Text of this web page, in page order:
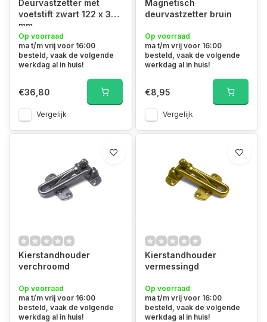
Deurvastzetter met
voetstift zwart 122 x 30
mm
Op voorraad
ma t/m vrij voor 16:00
besteld, vaak de volgende
werkdag al in huis!
€36,80
Vergelijk
Magnetisch
deurvastzetter bruin
Op voorraad
ma t/m vrij voor 16:00
besteld, vaak de volgende
werkdag al in huis!
€8,95
Vergelijk
Kierstandhouder
verchroomd
Op voorraad
ma t/m vrij voor 16:00
besteld, vaak de volgende
werkdag al in huis!
Kierstandhouder
vermessingd
Op voorraad
ma t/m vrij voor 16:00
besteld, vaak de volgende
werkdag al in huis!